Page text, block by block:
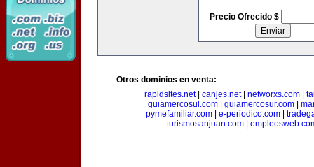
Precio Ofrecido $
Otros dominios en venta:
rapidsites.net| canjes.net| networxs.com|
guiamercosul.com| guiamercosur.com|
pymefamiliar.com| e-periodico.com|
turismosanjuan.com|